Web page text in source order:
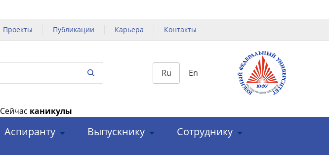
Проекты Публикации Карьера Контакты
Ru En
Сейчас каникулы
Аспиранту Выпускнику Сотруднику